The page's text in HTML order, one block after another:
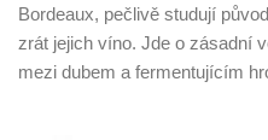
Bordeaux, pečlivě studují
zrát jejich víno. Jde o zásadní
mezi dubem a fermentujícím